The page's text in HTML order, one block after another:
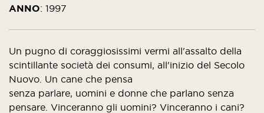
ANNO: 1997
Un pugno di coraggiosissimi vermi all'assalto della
scintillante società dei consumi, all'inizio del Secolo
Nuovo. Un cane che pensa
senza parlare, uomini e donne che parlano senza
pensare. Vinceranno gli uomini? Vinceranno i cani?